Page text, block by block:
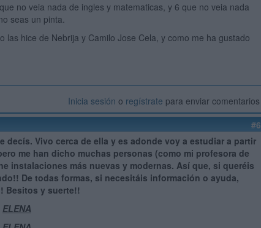
no veia nada de ingles y matematicas, y 6 que no veia nada
seas un pinta.
hice de Nebrija y Camilo Jose Cela, y como me ha gustado
Inicia sesión o regístrate para enviar comentarios
#6
Vivo cerca de ella y es adonde voy a estudiar a partir
me han dicho muchas personas (como mi profesora de
instalaciones más nuevas y modernas. Así que, si queréis
De todas formas, si necesitáis información o ayuda,
Besitos y suerte!!
ELENA